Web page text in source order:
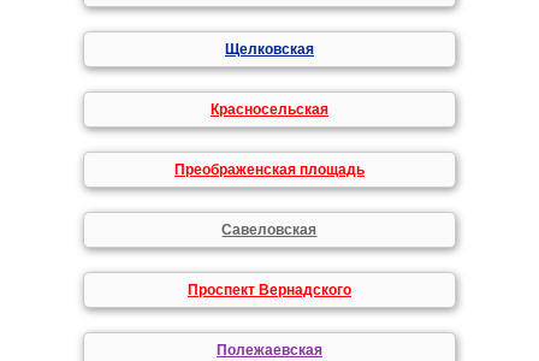
Щелковская
Красносельская
Преображенская площадь
Савеловская
Проспект Вернадского
Полежаевская